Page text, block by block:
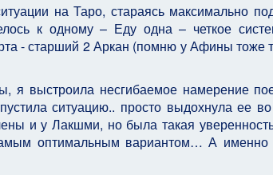
на Таро, стараясь максимально
к одному – Еду одна – четкое
- старший 2 Аркан (помню у Афины тоже
я выстроила несгибаемое намерение
ситуацию.. просто выдохнула ее
и у Лакшми, но была такая
оптимальным вариантом… А